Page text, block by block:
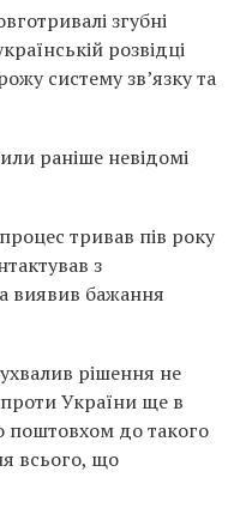
згубні
розвідці
систему звʼязку та
раніше невідомі
тривав пів року
з
виявив бажання
рішення не
проти України ще в
поштовхом до такого
всього, що